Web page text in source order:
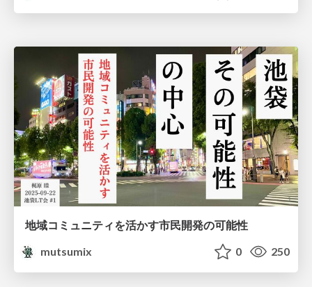
地域コミュニティを活かす市民開発の可能性
mutsumix
0 250